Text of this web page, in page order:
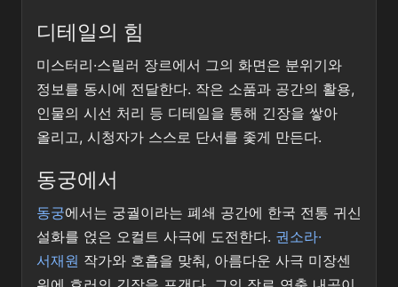
디테일의 힘
미스터리·스릴러 장르에서 그의 화면은 분위기와
정보를 동시에 전달한다. 작은 소품과 공간의 활용,
인물의 시선 처리 등 디테일을 통해 긴장을 쌓아
올리고, 시청자가 스스로 단서를 좇게 만든다.
동궁에서
동궁에서는 궁궐이라는 폐쇄 공간에 한국 전통 귀신
설화를 얹은 오컬트 사극에 도전한다. 권소라·
서재원 작가와 호흡을 맞춰, 아름다운 사극 미장센